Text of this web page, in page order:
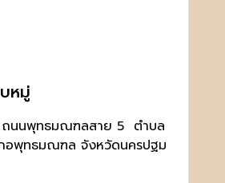
หมู่
นนพุทธมณฑลสาย 5 ตำบล
อพุทธมณฑล จังหวัดนครปฐม